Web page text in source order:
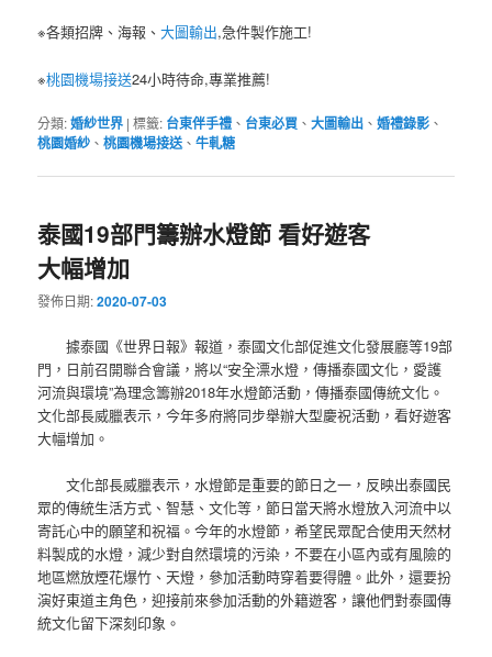
※各類招牌、海報、大圖輸出,急件製作施工!
※桃園機場接送24小時待命,專業推薦!
分類:婚紗世界 |標籤: 台東伴手禮 、 台東必買 、大圖輸出 、婚禮錄影 、
桃園婚紗 、桃園機場接送 、牛軋糖
泰國19部門籌辦水燈節 看好遊客
大幅增加
發佈日期:2020-07-03
據泰國《世界日報》報道，泰國文化部促進文化發展廳等19部
門，日前召開聯合會議，將以“安全漂水燈，傳播泰國文化，愛護
河流與環境”為理念籌辦2018年水燈節活動，傳播泰國傳統文化。
文化部長威臘表示，今年多府將同步舉辦大型慶祝活動，看好遊客
大幅增加。
文化部長威臘表示，水燈節是重要的節日之一，反映出泰國民
眾的傳統生活方式、智慧、文化等，節日當天將水燈放入河流中以
寄託心中的願望和祝福。今年的水燈節，希望民眾配合使用天然材
料製成的水燈，減少對自然環境的污染，不要在小區內或有風險的
地區燃放煙花爆竹、天燈，參加活動時穿着要得體。此外，還要扮
演好東道主角色，迎接前來參加活動的外籍遊客，讓他們對泰國傳
統文化留下深刻印象。